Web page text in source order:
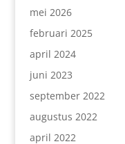
mei 2026
februari 2025
april 2024
juni 2023
september 2022
augustus 2022
april 2022